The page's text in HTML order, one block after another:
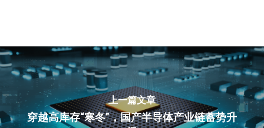
上一篇文章
穿越高库存“寒冬”，国产半导体产业链蓄势升